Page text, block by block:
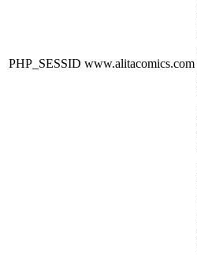
PHP_SESSID www.alitacomics.com